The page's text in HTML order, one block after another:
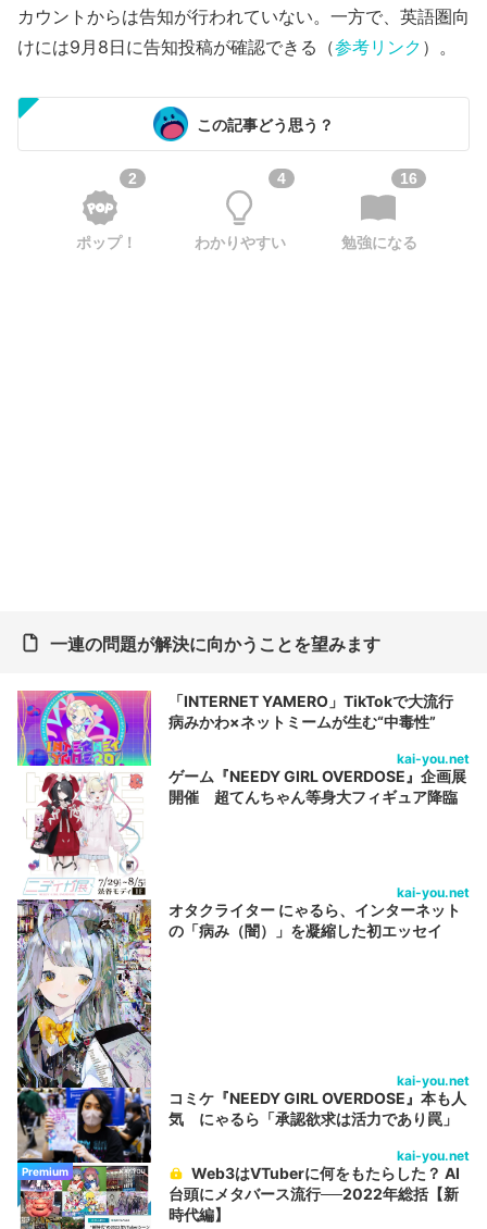
カウントからは告知が行われていない。一方で、英語圏向
けには9月8日に告知投稿が確認できる（参考リンク ）。
この記事どう思う？
2
ポップ！
4
わかりやすい
16
勉強になる
一連の問題が解決に向かうことを望みます
「INTERNET YAMERO」TikTokで大流行
病みかわ×ネットミームが生む“中毒性”
kai-you.net
ゲーム『NEEDY GIRL OVERDOSE』企画展
開催 超てんちゃん等身大フィギュア降臨
kai-you.net
オタクライター にゃるら、インターネット
の「病み（闇）」を凝縮した初エッセイ
kai-you.net
コミケ『NEEDY GIRL OVERDOSE』本も人
気 にゃるら「承認欲求は活力であり罠」
kai-you.net
Premium
Web3はVTuberに何をもたらした？ AI
台頭にメタバース流行──2022年総括【新
時代編】